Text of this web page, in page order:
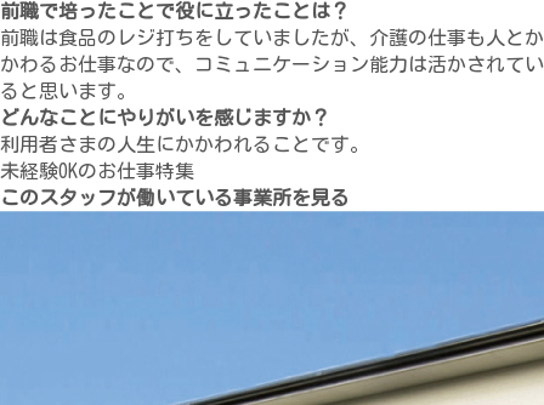
前職で培ったことで役に立ったことは？
前職は食品のレジ打ちをしていましたが、介護の仕事も人とか
かわるお仕事なので、コミュニケーション能力は活かされてい
ると思います。
どんなことにやりがいを感じますか？
利用者さまの人生にかかわれることです。
未経験OKのお仕事特集
このスタッフが働いている事業所を見る